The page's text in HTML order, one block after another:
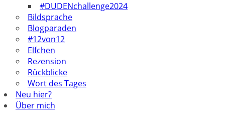
#DUDENchallenge2024
Bildsprache
Blogparaden
#12von12
Elfchen
Rezension
Rückblicke
Wort des Tages
Neu hier?
Über mich